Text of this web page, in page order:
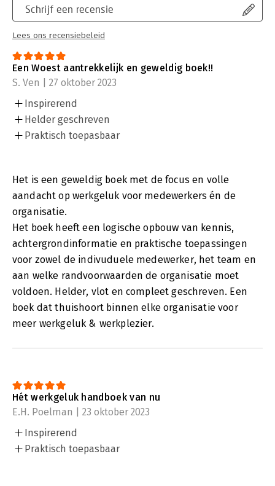
Schrijf een recensie
Lees ons recensiebeleid
Een Woest aantrekkelijk en geweldig boek!!
S. Ven | 27 oktober 2023
Inspirerend
Helder geschreven
Praktisch toepasbaar
Het is een geweldig boek met de focus en volle
aandacht op werkgeluk voor medewerkers én de
organisatie.
Het boek heeft een logische opbouw van kennis,
achtergrondinformatie en praktische toepassingen
voor zowel de indivuduele medewerker, het team en
aan welke randvoorwaarden de organisatie moet
voldoen. Helder, vlot en compleet geschreven. Een
boek dat thuishoort binnen elke organisatie voor
meer werkgeluk & werkplezier.
Hét werkgeluk handboek van nu
E.H. Poelman | 23 oktober 2023
Inspirerend
Praktisch toepasbaar